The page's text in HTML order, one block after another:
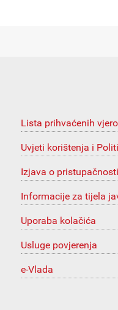
Lista prihvaćenih
Uvjeti korištenja i
Izjava o pristupačnosti
Informacije za tijela
Uporaba kolačića
Usluge povjerenja
e-Vlada